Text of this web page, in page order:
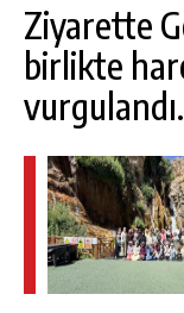
Ziyarette
birlikte
vurgulandı.